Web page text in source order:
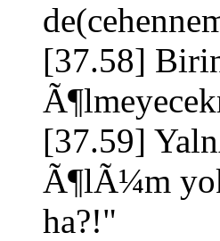
[37.58]
[37.59]
Ã¶lÃ¼m
ha?!"